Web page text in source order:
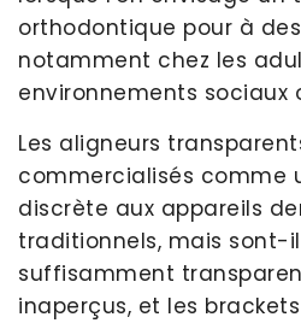
orthodontique pour à
notamment chez les
environnements sociaux
Les aligneurs
commercialisés comme
discrète aux appareils
traditionnels, mais sont-
suffisamment
inaperçus, et les